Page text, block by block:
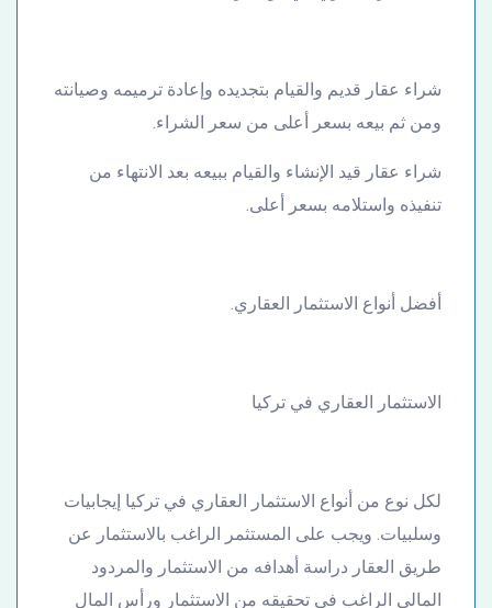
شراء عقار قديم والقيام بتجديده وإعادة ترميمه وصيانته
ومن ثم بيعه بسعر أعلى من سعر الشراء.
شراء عقار قيد الإنشاء والقيام ببيعه بعد الانتهاء من
تنفيذه واستلامه بسعر أعلى.
أفضل أنواع الاستثمار العقاري.
الاستثمار العقاري في تركيا
لكل نوع من أنواع الاستثمار العقاري في تركيا إيجابيات
وسلبيات. ويجب على المستثمر الراغب بالاستثمار عن
طريق العقار دراسة أهدافه من الاستثمار والمردود
المالي الراغب في تحقيقه من الاستثمار ورأس المال